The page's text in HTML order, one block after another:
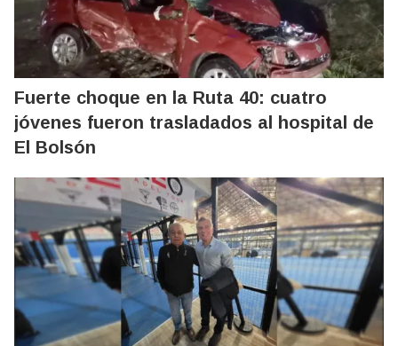
Fuerte choque en la Ruta 40: cuatro
jóvenes fueron trasladados al hospital de
El Bolsón